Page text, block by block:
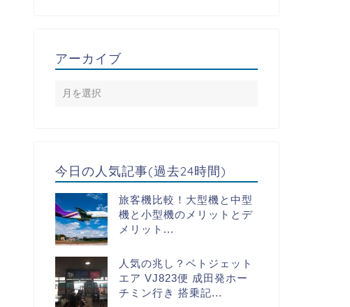
アーカイブ
今日の人気記事(過去24時間)
旅客機比較！大型機と中型
機と小型機のメリットとデ
メリット...
人気の兆し？ベトジェット
エア VJ823便 成田発ホー
チミン行き 搭乗記...